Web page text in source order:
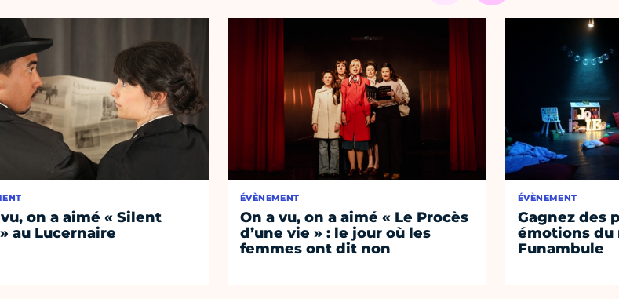
on a aimé « Silent
au Lucernaire
ÉVÈNEMENT
On a vu, on a aimé « Le Procès
d’une vie » : le jour où les
femmes ont dit non
ÉVÈNEMENT
Gagnez des
émotions du
Funambule